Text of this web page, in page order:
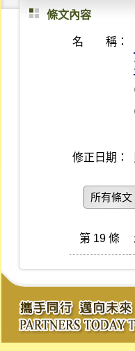
條文內容
名 稱：
修正日期：
所有條文
第 19 條